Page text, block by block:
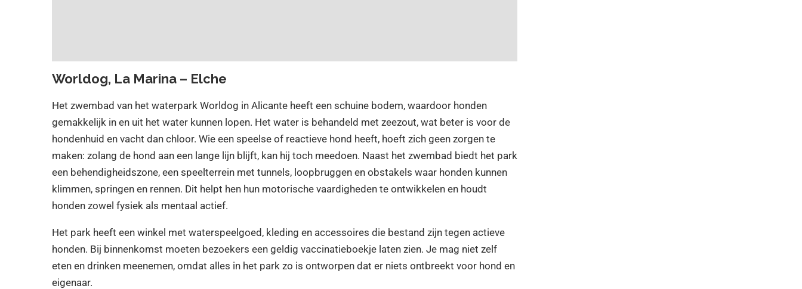
Worldog, La Marina – Elche
Het zwembad van het waterpark Worldog in Alicante heeft een schuine bodem, waardoor honden
gemakkelijk in en uit het water kunnen lopen. Het water is behandeld met zeezout, wat beter is voor de
hondenhuid en vacht dan chloor. Wie een speelse of reactieve hond heeft, hoeft zich geen zorgen te
maken: zolang de hond aan een lange lijn blijft, kan hij toch meedoen. Naast het zwembad biedt het park
een behendigheidszone, een speelterrein met tunnels, loopbruggen en obstakels waar honden kunnen
klimmen, springen en rennen. Dit helpt hen hun motorische vaardigheden te ontwikkelen en houdt
honden zowel fysiek als mentaal actief.
Het park heeft een winkel met waterspeelgoed, kleding en accessoires die bestand zijn tegen actieve
honden. Bij binnenkomst moeten bezoekers een geldig vaccinatieboekje laten zien. Je mag niet zelf
eten en drinken meenemen, omdat alles in het park zo is ontworpen dat er niets ontbreekt voor hond en
eigenaar.